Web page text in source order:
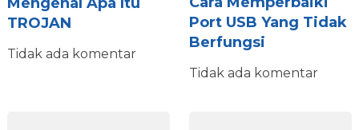
TROJAN
Tidak ada komentar
Port USB Yang Tidak
Berfungsi
Tidak ada komentar